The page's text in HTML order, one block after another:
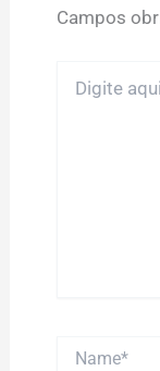
Campos
aqui...